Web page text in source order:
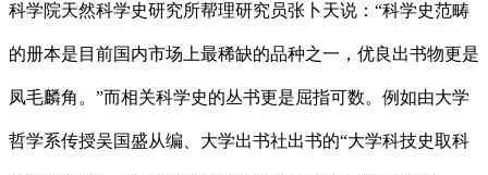
科学院天然科学史研究所帮理研究员张卜天说：“科学史范畴
的册本是目前国内市场上最稀缺的品种之一，优良出书物更是
凤毛麟角。”而相关科学史的丛书更是屈指可数。例如由大学
哲学系传授吴国盛从编、大学出书社出书的“大学科技史取科